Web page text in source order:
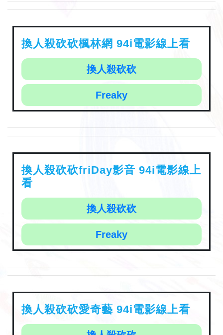
換人殺砍砍楓林網 94i電影線上看
換人殺砍砍
Freaky
換人殺砍砍friDay影音 94i電影線上
看
換人殺砍砍
Freaky
換人殺砍砍愛奇藝 94i電影線上看